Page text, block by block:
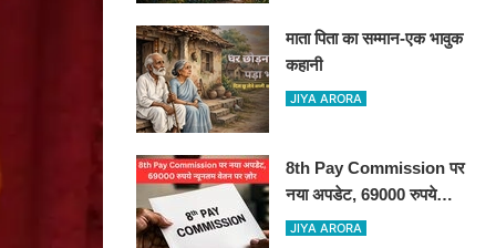
माता पिता का सम्मान-एक भावुक
कहानी
JIYA ARORA
8th Pay Commission पर
नया अपडेट, 69000 रुपये
न्यूनतम वेतन पर ज़ोर
JIYA ARORA